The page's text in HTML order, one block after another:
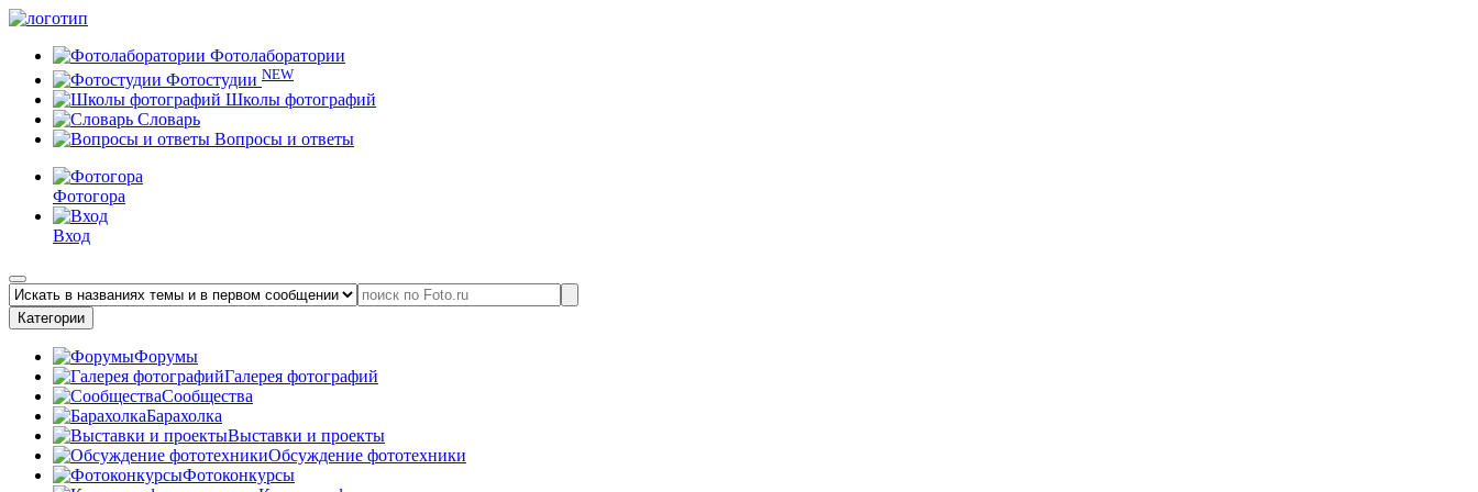
Фотолаборатории
Фотостудии NEW
Школы фотографий
Словарь
Вопросы и ответы
Фотогора
Вход
Категории
Форумы
Галерея фотографий
Сообщества
Барахолка
Выставки и проекты
Обсуждение фототехники
Фотоконкурсы